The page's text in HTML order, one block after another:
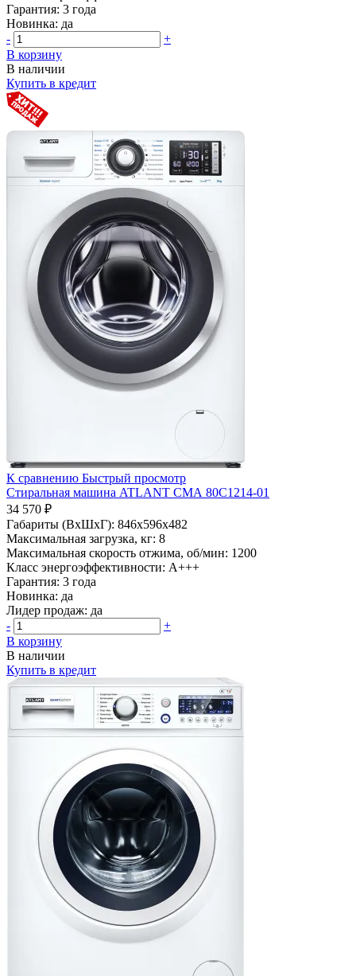
Гарантия: 3 года
Новинка: да
-
+
В корзину
В наличии
Купить в кредит
К сравнению Быстрый просмотр
Стиральная машина ATLANT СМА 80С1214-01
34 570 ₽
Габариты (ВхШхГ): 846x596x482
Максимальная загрузка, кг: 8
Максимальная скорость отжима, об/мин: 1200
Класс энергоэффективности: A+++
Гарантия: 3 года
Новинка: да
Лидер продаж: да
-
+
В корзину
В наличии
Купить в кредит